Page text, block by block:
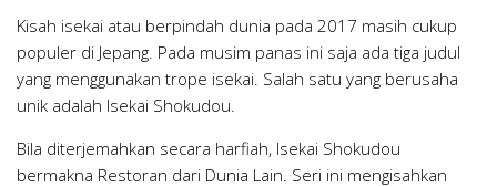
Kisah isekai atau berpindah dunia pada 2017 masih cukup
populer di Jepang. Pada musim panas ini saja ada tiga judul
yang menggunakan trope isekai. Salah satu yang berusaha
unik adalah Isekai Shokudou.
Bila diterjemahkan secara harfiah, Isekai Shokudou
bermakna Restoran dari Dunia Lain. Seri ini mengisahkan